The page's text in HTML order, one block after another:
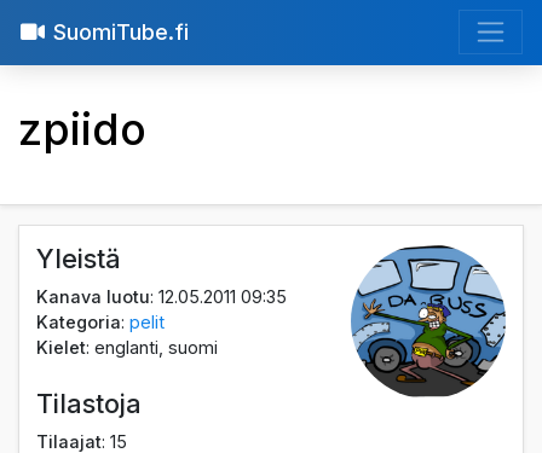
SuomiTube.fi
zpiido
Yleistä
Kanava luotu: 12.05.2011 09:35
Kategoria:pelit
Kielet: englanti, suomi
Tilastoja
Tilaajat: 15